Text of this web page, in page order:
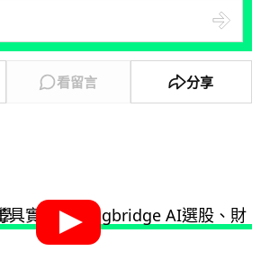
看留言 分享